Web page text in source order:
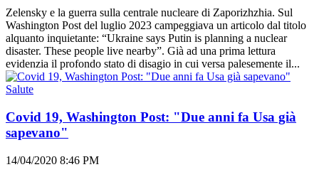
Zelensky e la guerra sulla centrale nucleare di Zaporizhzhia. Sul
Washington Post del luglio 2023 campeggiava un articolo dal titolo
alquanto inquietante: “Ukraine says Putin is planning a nuclear
disaster. These people live nearby”. Già ad una prima lettura
evidenzia il profondo stato di disagio in cui versa palesemente il...
Salute
Covid 19, Washington Post: "Due anni fa Usa già
sapevano"
14/04/2020 8:46 PM